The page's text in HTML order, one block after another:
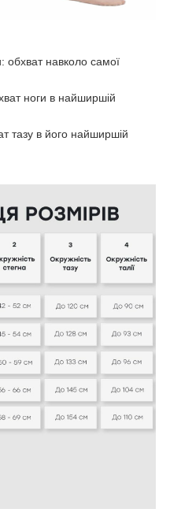
обхват навколо самої
ноги в найширшій
тазу в його найширшій